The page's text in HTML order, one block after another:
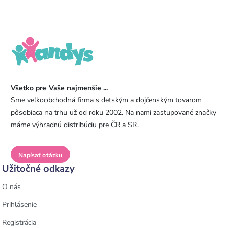
Všetko pre Vaše najmenšie ...
Sme veľkoobchodná firma s detským a dojčenským tovarom
pôsobiaca na trhu už od roku 2002. Na nami zastupované značky
máme výhradnú distribúciu pre ČR a SR.
Napísať otázku
Užitočné odkazy
O nás
Prihlásenie
Registrácia